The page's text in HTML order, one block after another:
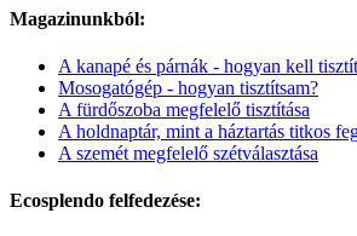
Magazinunkból:
A kanapé és párnák - hogyan kell
Mosogatógép - hogyan tisztítsam?
A fürdőszoba megfelelő tisztítása
A holdnaptár, mint a háztartás titkos
A szemét megfelelő szétválasztása
Ecosplendo felfedezése: